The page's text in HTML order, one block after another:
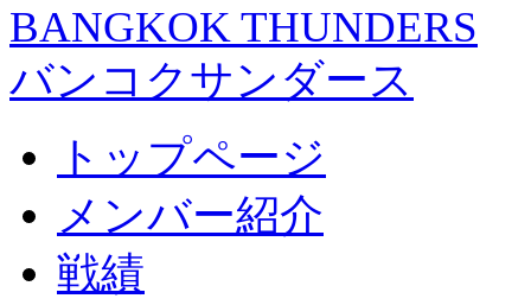
BANGKOK THUNDERS
バンコクサンダース
トップページ
メンバー紹介
戦績